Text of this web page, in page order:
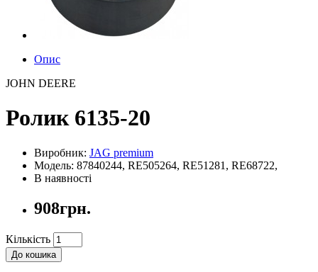
Опис
JOHN DEERE
Ролик 6135-20
Виробник: JAG premium
Модель: 87840244, RE505264, RE51281, RE68722,
В наявності
908грн.
Кількість
До кошика